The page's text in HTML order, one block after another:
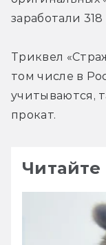
заработали
Триквел
том числе в
учитываются,
прокат.